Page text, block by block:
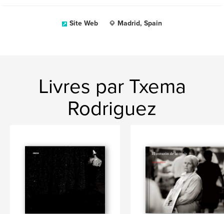
Site Web Madrid, Spain
Livres par Txema
Rodriguez